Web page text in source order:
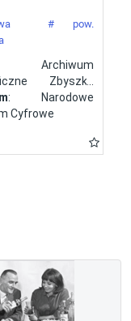
# pow.
Archiwum
Zbyszka
: Narodowe
Cyfrowe